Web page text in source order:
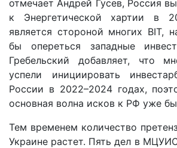
отмечает Андрей Гусев, Россия
к Энергетической хартии в
является стороной многих BIT,
бы опереться западные
Гребельский добавляет, что
успели инициировать
России в 2022–2024 годах,
основная волна исков к РФ уже
Тем временем количество
Украине растет. Пять дел в